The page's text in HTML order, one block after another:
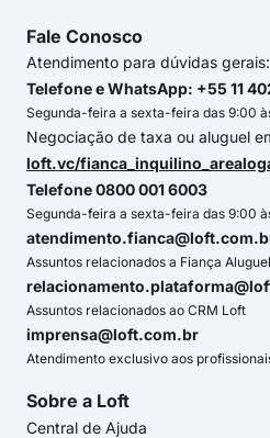
Fale Conosco
Atendimento para dúvidas gerais:
Telefone e WhatsApp: +55 11
Segunda-feira a sexta-feira das 9:00
Negociação de taxa ou aluguel
loft.vc/
Telefone 0800 001 6003
Segunda-feira a sexta-feira das 9:00
Assuntos relacionados a Fiança Aluguel
Assuntos relacionados ao CRM Loft
imprensa@loft.com.br
Atendimento exclusivo aos
Sobre a Loft
Central de Ajuda